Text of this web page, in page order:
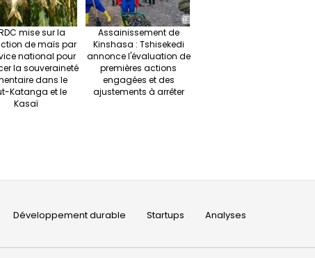
mise sur la
de maïs par
national pour
la souveraineté
dans le
Katanga et le
Kasaï
Assainissement de
Kinshasa : Tshisekedi
annonce l'évaluation de
premières actions
engagées et des
ajustements à arrêter
Développement durable Startups
Analyses